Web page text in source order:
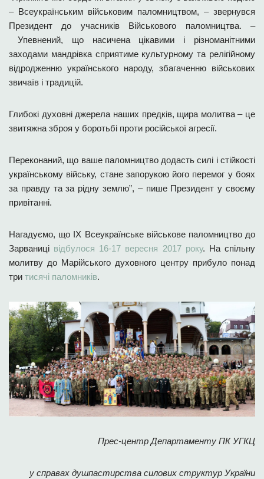
– Всеукраїнським військовим паломництвом, – звернувся
Президент до учасників Військового паломництва. –
Упевнений, що насичена цікавими і різноманітними
заходами мандрівка сприятиме культурному та релігійному
відродженню українського народу, збагаченню військових
звичаїв і традицій.
Глибокі духовні джерела наших предків, щира молитва – це
звитяжна зброя у боротьбі проти російської агресії.
Переконаний, що ваше паломництво додасть силі і стійкості
українському війську, стане запорукою його перемог у боях
за правду та за рідну землю”, – пише Президент у своєму
привітанні.
Нагадуємо, що ІХ Всеукраїнське військове паломництво до
Зарваниці відбулося 16-17 вересня 2017 року. На спільну
молитву до Марійського духовного центру прибуло понад
три тисячі паломників.
Прес-центр Департаменту ПК УГКЦ
у справах душпастирства силових структур України